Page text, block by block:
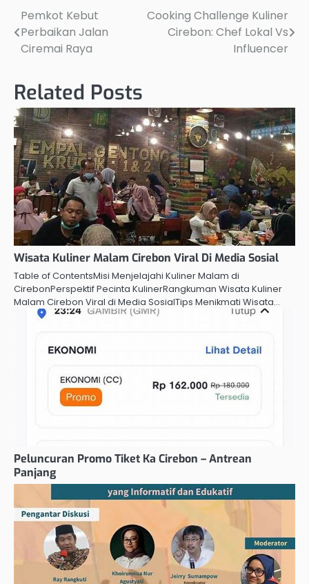
Post
navigation
Pemkot Kebut
Perbaikan Jalan
Ciremai Raya
Cooking Challenge Kuliner
Cirebon: Chef Lokal Vs
Influencer
Related Posts
Wisata Kuliner Malam Cirebon Viral Di Media Sosial
Table of ContentsMisi Menjelajahi Kuliner Malam di
CirebonPerspektif Pecinta KulinerRangkuman Wisata Kuliner
Malam Cirebon Viral di Media SosialTips Menikmati Wisata…
Peluncuran Promo Tiket Ka Cirebon – Antrean
Panjang